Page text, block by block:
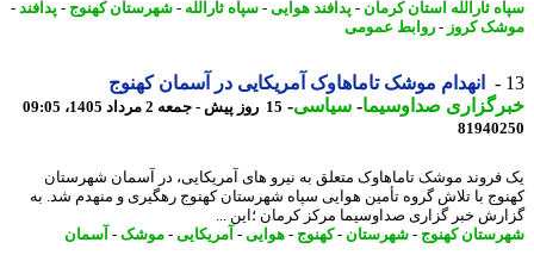
ثارالله استان کرمان -پدافند هوایی- سپاه ثارالله-شهرستان کهنوج-پدافند-
کروز- روابط عمومی
انهدام موشک تاماهاوک آمریکایی در آسمان کهنوج
صداوسیما-سیاسی-15 روز پیش - جمعه 2 مرداد 1405، 09:05
موشک تاماهاوک متعلق به نیرو های آمریکایی، در آسمان شهرستان
با تلاش گروه تأمین هوایی سپاه شهرستان کهنوج رهگیری و منهدم شد. به
خبر گزاری صداوسیما مرکز کرمان ؛این ...
کهنوج-شهرستان-کهنوج-هوایی- آمریکایی-موشک-آسمان